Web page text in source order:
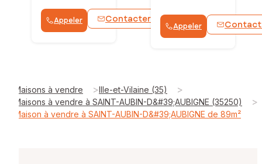
Appeler Contacter WhatsApp
Appeler
Maisons à vendre >Ille-et-Vilaine (35) >
Maisons à vendre à SAINT-AUBIN-D&#39;AUBIGNE (35250) >
Maison à vendre à SAINT-AUBIN-D&#39;AUBIGNE de 89m²